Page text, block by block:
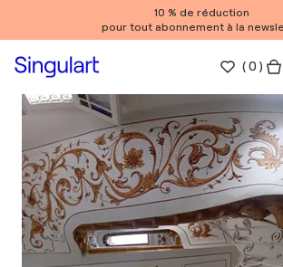
10 % de réduction
pour tout abonnement à la
(0 )